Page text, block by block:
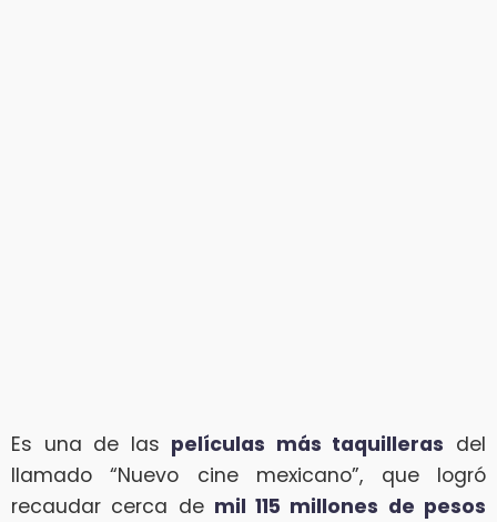
Es una de las películas más taquilleras del
llamado “Nuevo cine mexicano”, que logró
recaudar cerca de mil 115 millones de pesos